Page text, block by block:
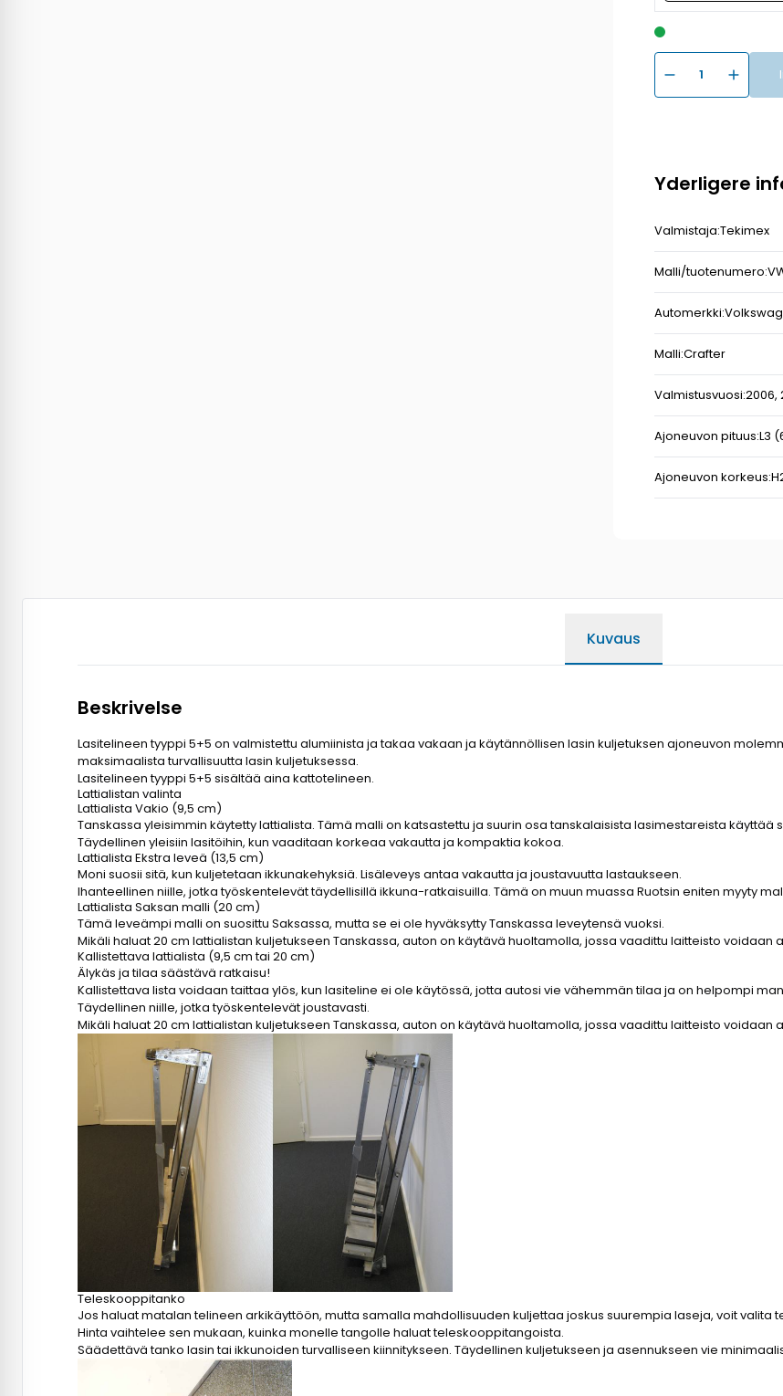
Yderligere
Valmistaja:Tekimex
Malli/tuotenumero:
Automerkki:
Malli:Crafter
Valmistusvuosi:2006,
Ajoneuvon pituus:L3
Ajoneuvon korkeus:
Kuvaus
Beskrivelse
Lasitelineen tyyppi 5+5 on valmistettu alumiinista ja takaa vakaan ja käytännöllisen lasin kuljetuksen ajoneuvon
maksimaalista turvallisuutta lasin kuljetuksessa.
Lasitelineen tyyppi 5+5 sisältää aina kattotelineen.
Lattialistan valinta
Lattialista Vakio (9,5 cm)
Tanskassa yleisimmin käytetty lattialista. Tämä malli on katsastettu ja suurin osa tanskalaisista lasimestareista käyttää
Täydellinen yleisiin lasitöihin, kun vaaditaan korkeaa vakautta ja kompaktia kokoa.
Lattialista Ekstra leveä (13,5 cm)
Moni suosii sitä, kun kuljetetaan ikkunakehyksiä. Lisäleveys antaa vakautta ja joustavuutta lastaukseen.
Ihanteellinen niille, jotka työskentelevät täydellisillä ikkuna-ratkaisuilla. Tämä on muun muassa Ruotsin eniten myyty
Lattialista Saksan malli (20 cm)
Tämä leveämpi malli on suosittu Saksassa, mutta se ei ole hyväksytty Tanskassa leveytensä vuoksi.
Mikäli haluat 20 cm lattialistan kuljetukseen Tanskassa, auton on käytävä huoltamolla, jossa vaadittu laitteisto voidaan
Kallistettava lattialista (9,5 cm tai 20 cm)
Älykäs ja tilaa säästävä ratkaisu!
Kallistettava lista voidaan taittaa ylös, kun lasiteline ei ole käytössä, jotta autosi vie vähemmän tilaa ja on helpompi
Täydellinen niille, jotka työskentelevät joustavasti.
Mikäli haluat 20 cm lattialistan kuljetukseen Tanskassa, auton on käytävä huoltamolla, jossa vaadittu laitteisto voidaan
Teleskooppitanko
Jos haluat matalan telineen arkikäyttöön, mutta samalla mahdollisuuden kuljettaa joskus suurempia laseja, voit valita
Hinta vaihtelee sen mukaan, kuinka monelle tangolle haluat teleskooppitangoista.
Säädettävä tanko lasin tai ikkunoiden turvalliseen kiinnitykseen. Täydellinen kuljetukseen ja asennukseen vie